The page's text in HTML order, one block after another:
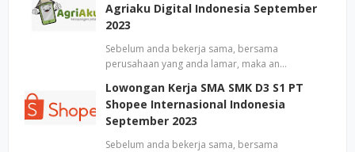
Agriaku Digital Indonesia September
2023
Sebelum anda bekerja sama, bersama
perusahaan yang anda lamar, maka an…
Lowongan Kerja SMA SMK D3 S1 PT
Shopee Internasional Indonesia
September 2023
Sebelum anda bekerja sama, bersama